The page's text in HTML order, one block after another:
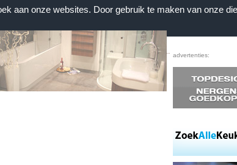
aan onze websites. Door gebruik te maken van onze
| Voorwaarden | Contact Favorieten
advertenties: